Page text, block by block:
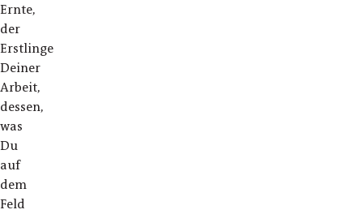
Ernte,
der
Erstlinge
Deiner
Arbeit,
dessen,
was
Du
auf
dem
Feld